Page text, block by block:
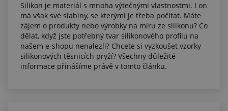
Silikon je materiál s mnoha výtečnými vlastnostmi. I on
má však své slabiny, se kterými je třeba počítat. Máte
zájem o produkty nebo výrobky na míru ze silikonu? Co
dělat, když jste potřebný tvar silikonového profilu na
našem e-shopu nenalezli? Chcete si vyzkoušet vzorky
silikonových těsnicích pryží? Všechny důležité
informace přinášíme právě v tomto článku.